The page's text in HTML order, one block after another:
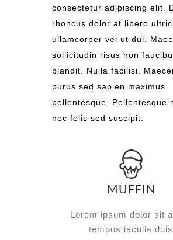
consectetur adipiscing elit.
rhoncus dolor at libero
ullamcorper vel ut dui.
sollicitudin risus non
blandit. Nulla facilisi.
purus sed sapien maximus
pellentesque. Pellentesque
nec felis sed suscipit.
MUFFIN
Lorem ipsum dolor sit
tempus iaculis duis